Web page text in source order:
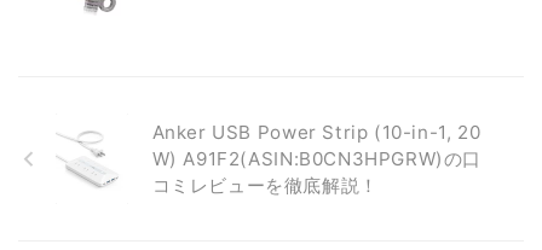
Anker USB Power Strip (10-in-1, 20
W) A91F2(ASIN:B0CN3HPGRW)の口
コミレビューを徹底解説！